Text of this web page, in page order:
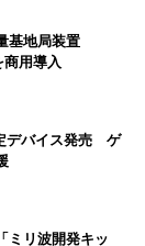
基地局装置
商用導入
デバイス発売 ゲ
ミリ波開発キッ